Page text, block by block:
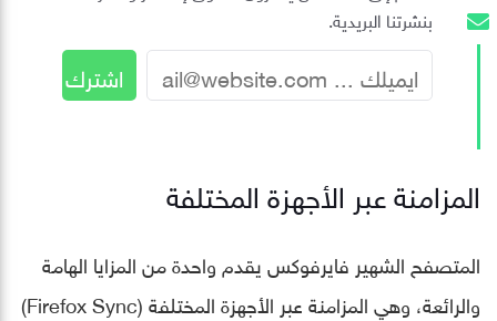
بنشرتنا البريدية.
المزامنة عبر الأجهزة المختلفة
المتصفح الشهير فايرفوكس يقدم واحدة من المزايا الهامة
والرائعة، وهي المزامنة عبر الأجهزة المختلفة (Firefox Sync)